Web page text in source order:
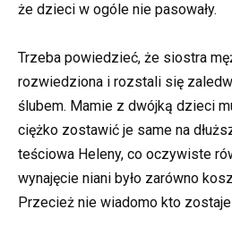
że dzieci w ogóle nie pasowały.
Trzeba powiedzieć, że siostra
rozwiedziona i rozstali się
ślubem. Mamie z dwójką dzieci
ciężko zostawić je same na
teściowa Heleny, co oczywiste
wynajęcie niani było zarówno
Przecież nie wiadomo kto